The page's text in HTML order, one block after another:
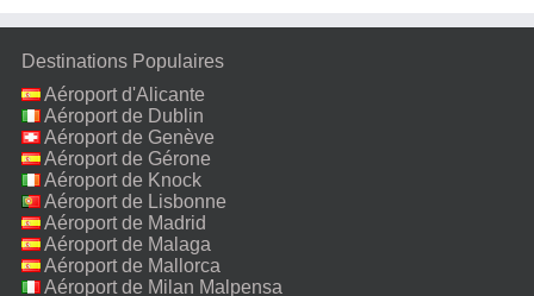
Destinations Populaires
Aéroport d'Alicante
Aéroport de Dublin
Aéroport de Genève
Aéroport de Gérone
Aéroport de Knock
Aéroport de Lisbonne
Aéroport de Madrid
Aéroport de Malaga
Aéroport de Mallorca
Aéroport de Milan Malpensa